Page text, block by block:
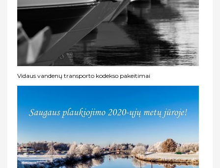
Vidaus vandenų transporto kodekso pakeitimai